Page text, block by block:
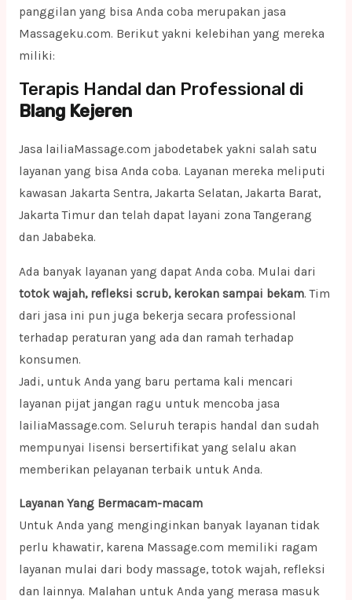
panggilan yang bisa Anda coba merupakan jasa
Massageku.com. Berikut yakni kelebihan yang mereka
miliki:
Terapis Handal dan Professional di
Blang Kejeren
Jasa lailiaMassage.com jabodetabek yakni salah satu
layanan yang bisa Anda coba. Layanan mereka meliputi
kawasan Jakarta Sentra, Jakarta Selatan, Jakarta Barat,
Jakarta Timur dan telah dapat layani zona Tangerang
dan Jababeka.
Ada banyak layanan yang dapat Anda coba. Mulai dari
totok wajah, refleksi scrub, kerokan sampai bekam. Tim
dari jasa ini pun juga bekerja secara professional
terhadap peraturan yang ada dan ramah terhadap
konsumen.
Jadi, untuk Anda yang baru pertama kali mencari
layanan pijat jangan ragu untuk mencoba jasa
lailiaMassage.com. Seluruh terapis handal dan sudah
mempunyai lisensi bersertifikat yang selalu akan
memberikan pelayanan terbaik untuk Anda.
Layanan Yang Bermacam-macam
Untuk Anda yang menginginkan banyak layanan tidak
perlu khawatir, karena Massage.com memiliki ragam
layanan mulai dari body massage, totok wajah, refleksi
dan lainnya. Malahan untuk Anda yang merasa masuk